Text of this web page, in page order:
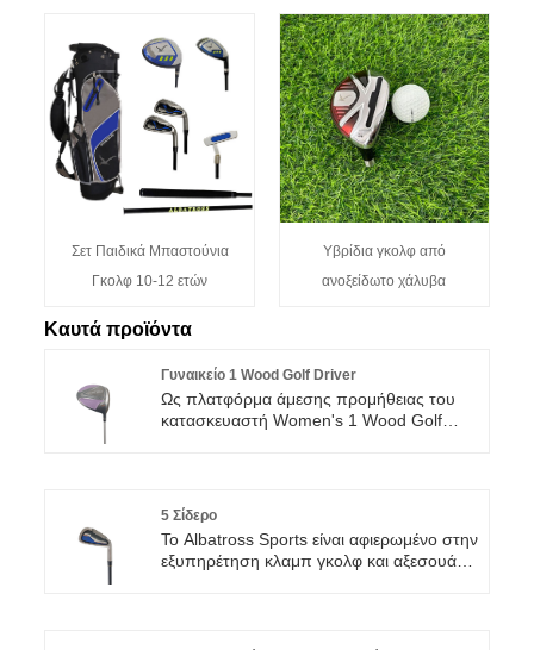
Σετ Παιδικά Μπαστούνια
Γκολφ 10-12 ετών
Υβρίδια γκολφ από
ανοξείδωτο χάλυβα
Καυτά προϊόντα
Γυναικείο 1 Wood Golf Driver
Ως πλατφόρμα άμεσης προμήθειας του
κατασκευαστή Women's 1 Wood Golf
έχουν περάσει διεθνή πιστοποίηση,
παραδίδονται στην ώρα τους και έχουν
άψογη εξυπηρέτηση μετά την πώληση.
Είτε πρόκειται για μεγάλη είτε για μικρή
5 Σίδερο
Το Albatross Sports είναι αφιερωμένο στην
εξυπηρέτηση κλαμπ γκολφ και αξεσουάρ